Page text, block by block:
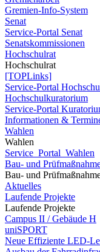
Gremien-Info-System
Senat
Service-Portal Senat
Senatskommissionen
Hochschulrat
Hochschulrat
[TOPLinks]
Service-Portal
Hochschulkuratorium
Service-Portal
Informationen &
Wahlen
Wahlen
Service_Portal_Wahlen
Bau- und
Bau- und
Aktuelles
Laufende Projekte
Laufende Projekte
Campus II / Gebäude H
uniSPORT
Neue Effiziente LED-